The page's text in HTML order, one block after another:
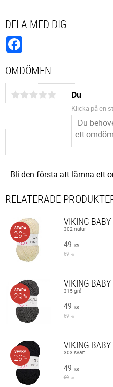
DELA MED DIG
OMDÖMEN
Du
Klicka på en
Bli den första att lämna ett
RELATERADE
VIKING BABY
302 natur
49 KR
69 KR
SPARA
29%
VIKING BABY
315 grå
49 KR
69 KR
SPARA
29%
VIKING BABY
303 svart
49 KR
69 KR
SPARA
29%